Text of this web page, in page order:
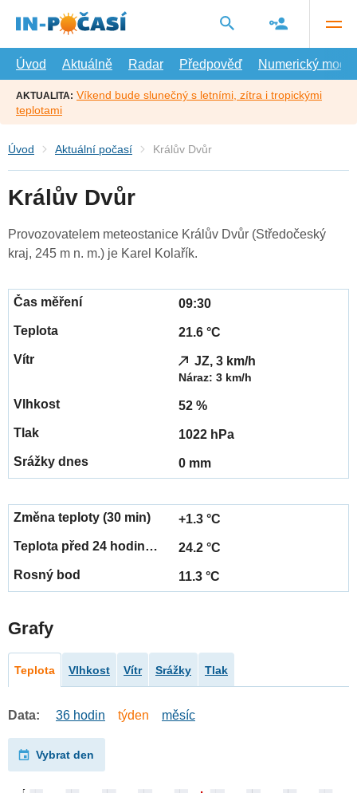
hlavní
Úvod
Aktuálně Radar Předpověď Numerický model
AKTUALITA: Víkend bude slunečný s letními, zítra i tropickými
teplotami
Úvod Aktuální počasí Králův Dvůr
Králův Dvůr
Provozovatelem meteostanice Králův Dvůr (Středočeský
kraj, 245 m n. m.) je Karel Kolařík.
09:30
21.6 °C
JZ, 3 km/h
Náraz: 3 km/h
52 %
1022 hPa
0 mm
+1.3 °C
24.2 °C
11.3 °C
Grafy
Teplota Vlhkost Vítr Srážky Tlak
Data: 36 hodin týden měsíc
Vybrat den